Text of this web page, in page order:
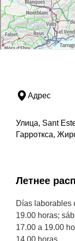
Адрес
Улица, Sant
Гарроткса,
Летнее
Días laborables
19.00 horas;
17.00 a 19.00
14.00 horas.